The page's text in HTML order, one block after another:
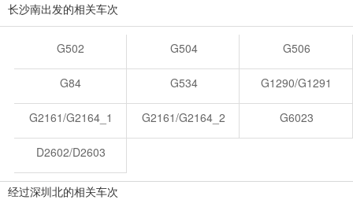
长沙南出发的相关车次
G502 G504 G506
G84 G534 G1290/G1291
G2161/G2164_1 G2161/G2164_2 G6023
D2602/D2603
经过深圳北的相关车次